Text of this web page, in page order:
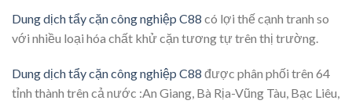
Dung dịch tẩy cặn công nghiệp C88 có lợi thế cạnh tranh so
với nhiều loại hóa chất khử cặn tương tự trên thị trường.
Dung dịch tẩy cặn công nghiệp C88 được phân phối trên 64
tỉnh thành trên cả nước :An Giang, Bà Rịa-Vũng Tàu, Bạc Liêu,